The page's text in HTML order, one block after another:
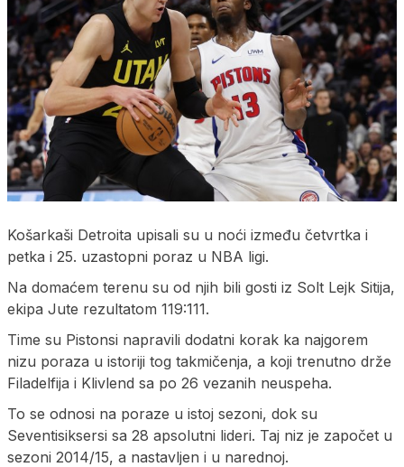
Košarkaši Detroita upisali su u noći između četvrtka i
petka i 25. uzastopni poraz u NBA ligi.
Na domaćem terenu su od njih bili gosti iz Solt Lejk Sitija,
ekipa Jute rezultatom 119:111.
Time su Pistonsi napravili dodatni korak ka najgorem
nizu poraza u istoriji tog takmičenja, a koji trenutno drže
Filadelfija i Klivlend sa po 26 vezanih neuspeha.
To se odnosi na poraze u istoj sezoni, dok su
Seventisiksersi sa 28 apsolutni lideri. Taj niz je započet u
sezoni 2014/15, a nastavljen i u narednoj.